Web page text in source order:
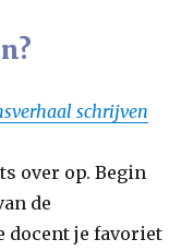
schrijven
over op. Begin
de
docent je favoriet